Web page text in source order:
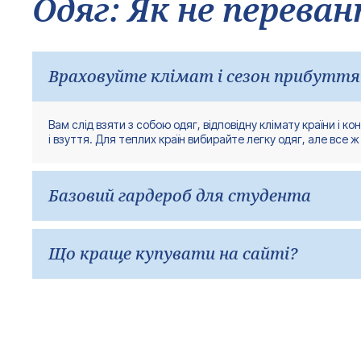
Одяг: Як не
Враховуйте клімат і сезон прибуття
Вам слід взяти з собою одяг, відповідну клімату країни і
і взуття. Для теплих країн вибирайте легку одяг, але все
Базовий гардероб для студента
Краще дотримуватися капсульного підходу — брати речі,
Категорії:
Що краще купувати на сайті?